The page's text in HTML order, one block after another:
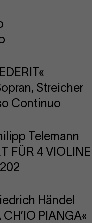
Streicher
Continuo
Telemann
FÜR 4
Händel
PIANGA«